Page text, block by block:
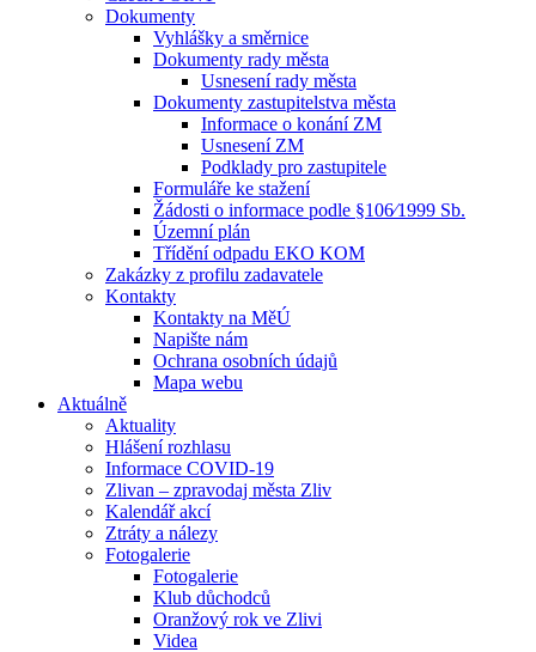
Dokumenty
Vyhlášky a směrnice
Dokumenty rady města
Usnesení rady města
Dokumenty zastupitelstva města
Informace o konání ZM
Usnesení ZM
Podklady pro zastupitele
Formuláře ke stažení
Žádosti o informace podle §106⁄1999 Sb.
Územní plán
Třídění odpadu EKO KOM
Zakázky z profilu zadavatele
Kontakty
Kontakty na MěÚ
Napište nám
Ochrana osobních údajů
Mapa webu
Aktuálně
Aktuality
Hlášení rozhlasu
Informace COVID-19
Zlivan – zpravodaj města Zliv
Kalendář akcí
Ztráty a nálezy
Fotogalerie
Fotogalerie
Klub důchodců
Oranžový rok ve Zlivi
Videa